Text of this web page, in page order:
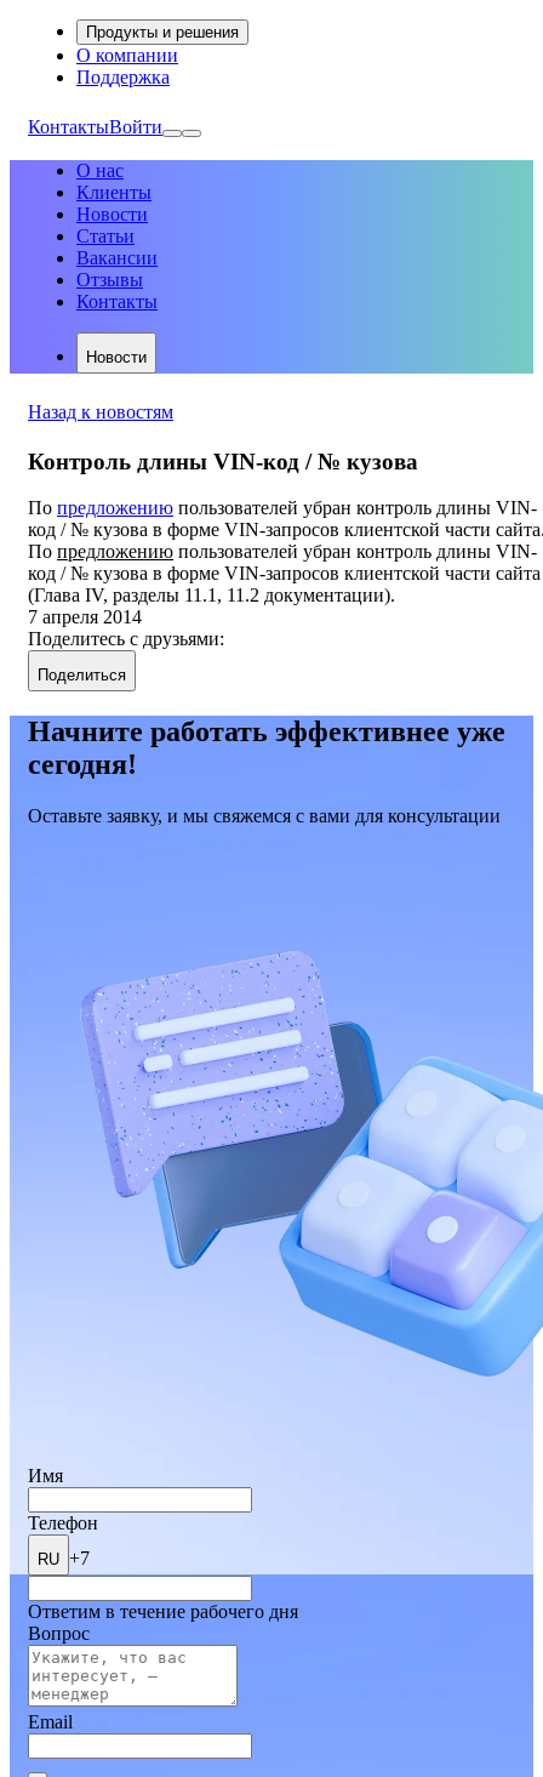
Продукты и решения
О компании
Поддержка
КонтактыВойти
О нас
Клиенты
Новости
Статьи
Вакансии
Отзывы
Контакты
Новости
Назад к новостям
Контроль длины VIN-код / № кузова
По предложению пользователей убран контроль длины VIN-
код / № кузова в форме VIN-запросов клиентской части
По предложению пользователей убран контроль длины VIN-
код / № кузова в форме VIN-запросов клиентской части сайта
(Глава IV, разделы 11.1, 11.2 документации).
7 апреля 2014
Поделитесь с друзьями:
Поделиться
Начните работать эффективнее уже
сегодня!
Оставьте заявку, и мы свяжемся с вами для консультации
Имя
Телефон
RU +7
Ответим в течение рабочего дня
Вопрос
Email